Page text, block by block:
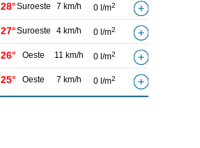
28°Suroeste 7 km/h 0 l/m2
27°Suroeste 4 km/h 0 l/m2
26° Oeste 11 km/h 0 l/m2
25° Oeste 7 km/h 0 l/m2